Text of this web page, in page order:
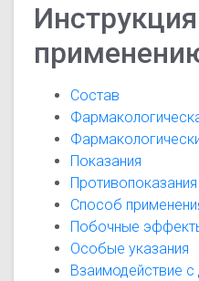
Состав
Показания
Противопоказания
Способ
Побочные
Особые указания
Взаимодействие